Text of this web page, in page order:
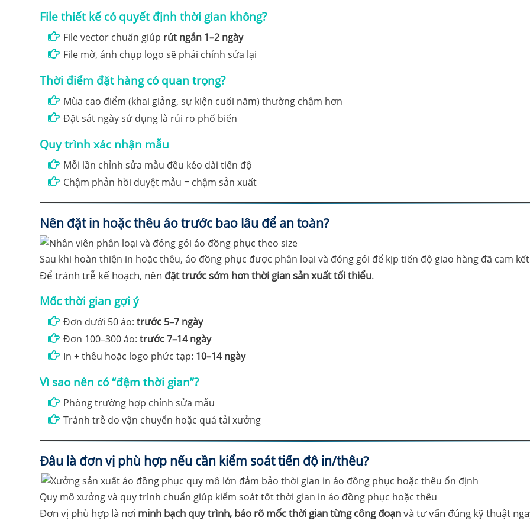
File thiết kế có quyết định thời gian không?
File vector chuẩn giúp rút ngắn 1–2 ngày
File mờ, ảnh chụp logo sẽ phải chỉnh sửa lại
Thời điểm đặt hàng có quan trọng?
Mùa cao điểm (khai giảng, sự kiện cuối năm) thường chậm hơn
Đặt sát ngày sử dụng là rủi ro phổ biến
Quy trình xác nhận mẫu
Mỗi lần chỉnh sửa mẫu đều kéo dài tiến độ
Chậm phản hồi duyệt mẫu = chậm sản xuất
Nên đặt in hoặc thêu áo trước bao lâu để an toàn?
Sau khi hoàn thiện in hoặc thêu, áo đồng phục được phân loại và đóng gói để kịp tiến độ giao hàng đã cam
Để tránh trễ kế hoạch, nên đặt trước sớm hơn thời gian sản xuất tối thiểu.
Mốc thời gian gợi ý
Đơn dưới 50 áo: trước 5–7 ngày
Đơn 100–300 áo: trước 7–14 ngày
In + thêu hoặc logo phức tạp: 10–14 ngày
Vì sao nên có “đệm thời gian”?
Phòng trường hợp chỉnh sửa mẫu
Tránh trễ do vận chuyển hoặc quá tải xưởng
Đâu là đơn vị phù hợp nếu cần kiểm soát tiến độ in/thêu?
Quy mô xưởng và quy trình chuẩn giúp kiểm soát tốt thời gian in áo đồng phục hoặc thêu
Đơn vị phù hợp là nơi minh bạch quy trình, báo rõ mốc thời gian từng công đoạnvà tư vấn đúng kỹ thuật